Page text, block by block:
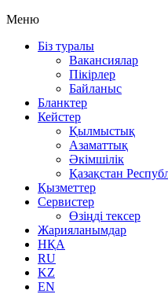
Меню
Біз туралы
Вакансиялар
Пікірлер
Байланыс
Бланктер
Кейстер
Қылмыстық
Азаматтық
Әкімшілік
Қазақстан
Қызметтер
Сервистер
Өзіңді тексер
Жарияланымдар
НҚА
RU
KZ
EN